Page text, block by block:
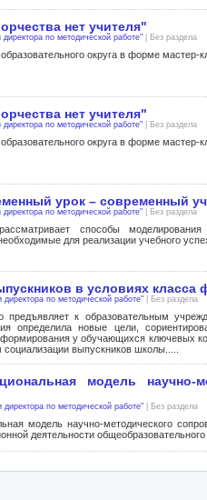
нет учителя"
директора по методической работе" | Без раздела
округа в форме мастер-
нет учителя"
директора по методической работе" | Без раздела
округа в форме мастер-
урок – современный
директора по методической работе" | Без раздела
способы
для реализации учебного
в условиях класса
директора по методической работе" | Без раздела
предъявляет к образовательным
определила новые цели,
у обучающихся ключевых
выпускников школы.....
модель научно-
директора по методической работе" | Без раздела
модель научно-методического
деятельности